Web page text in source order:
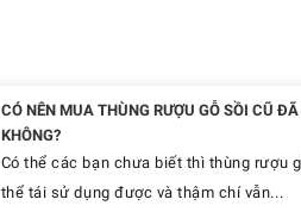
CÓ NÊN MUA THÙNG RƯỢU GỖ SỒI CŨ
KHÔNG?
Có thể các bạn chưa biết thì thùng rượu
thể tái sử dụng được và thậm chí vẫn...